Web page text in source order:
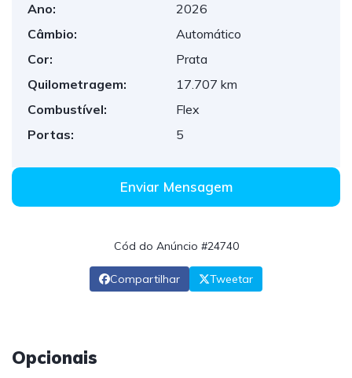
Ano:
2026
Câmbio:
Automático
Cor:
Prata
Quilometragem:
17.707 km
Combustível:
Flex
Portas:
5
Enviar Mensagem
Cód do Anúncio #24740
Compartilhar Tweetar
Opcionais